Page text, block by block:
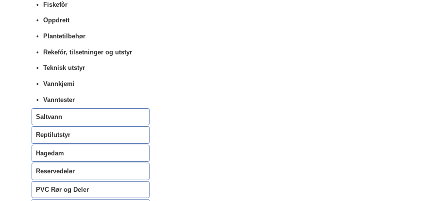
Fiskefòr
Oppdrett
Plantetilbehør
Rekefór, tilsetninger og utstyr
Teknisk utstyr
Vannkjemi
Vanntester
Saltvann
Reptilutstyr
Hagedam
Reservedeler
PVC Rør og Deler